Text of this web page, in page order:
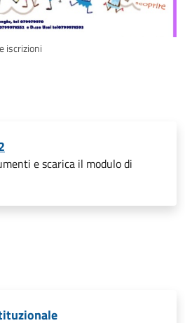
iscrizioni
e scarica il modulo di